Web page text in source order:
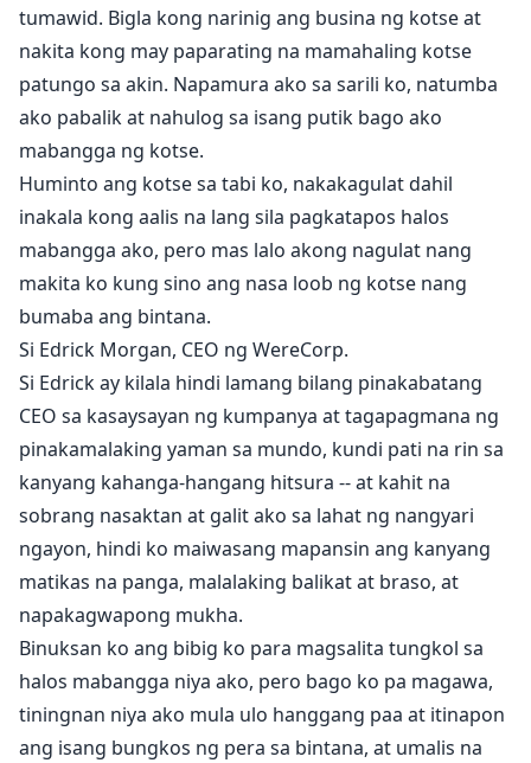
tumawid. Bigla kong narinig ang busina ng kotse at
nakita kong may paparating na mamahaling kotse
patungo sa akin. Napamura ako sa sarili ko, natumba
ako pabalik at nahulog sa isang putik bago ako
mabangga ng kotse.
Huminto ang kotse sa tabi ko, nakakagulat dahil
inakala kong aalis na lang sila pagkatapos halos
mabangga ako, pero mas lalo akong nagulat nang
makita ko kung sino ang nasa loob ng kotse nang
bumaba ang bintana.
Si Edrick Morgan, CEO ng WereCorp.
Si Edrick ay kilala hindi lamang bilang pinakabatang
CEO sa kasaysayan ng kumpanya at tagapagmana ng
pinakamalaking yaman sa mundo, kundi pati na rin sa
kanyang kahanga-hangang hitsura -- at kahit na
sobrang nasaktan at galit ako sa lahat ng nangyari
ngayon, hindi ko maiwasang mapansin ang kanyang
matikas na panga, malalaking balikat at braso, at
napakagwapong mukha.
Binuksan ko ang bibig ko para magsalita tungkol sa
halos mabangga niya ako, pero bago ko pa magawa,
tiningnan niya ako mula ulo hanggang paa at itinapon
ang isang bungkos ng pera sa bintana, at umalis na